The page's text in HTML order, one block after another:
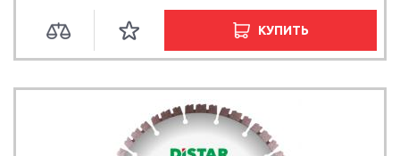
КУПИТЬ